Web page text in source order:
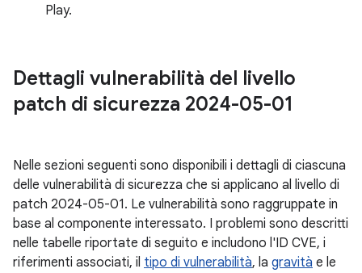
Play.
Dettagli vulnerabilità del livello
patch di sicurezza 2024-05-01
Nelle sezioni seguenti sono disponibili i dettagli di ciascuna
delle vulnerabilità di sicurezza che si applicano al livello di
patch 2024-05-01. Le vulnerabilità sono raggruppate in
base al componente interessato. I problemi sono descritti
nelle tabelle riportate di seguito e includono l'ID CVE, i
riferimenti associati, il tipo di vulnerabilità, la gravità e le